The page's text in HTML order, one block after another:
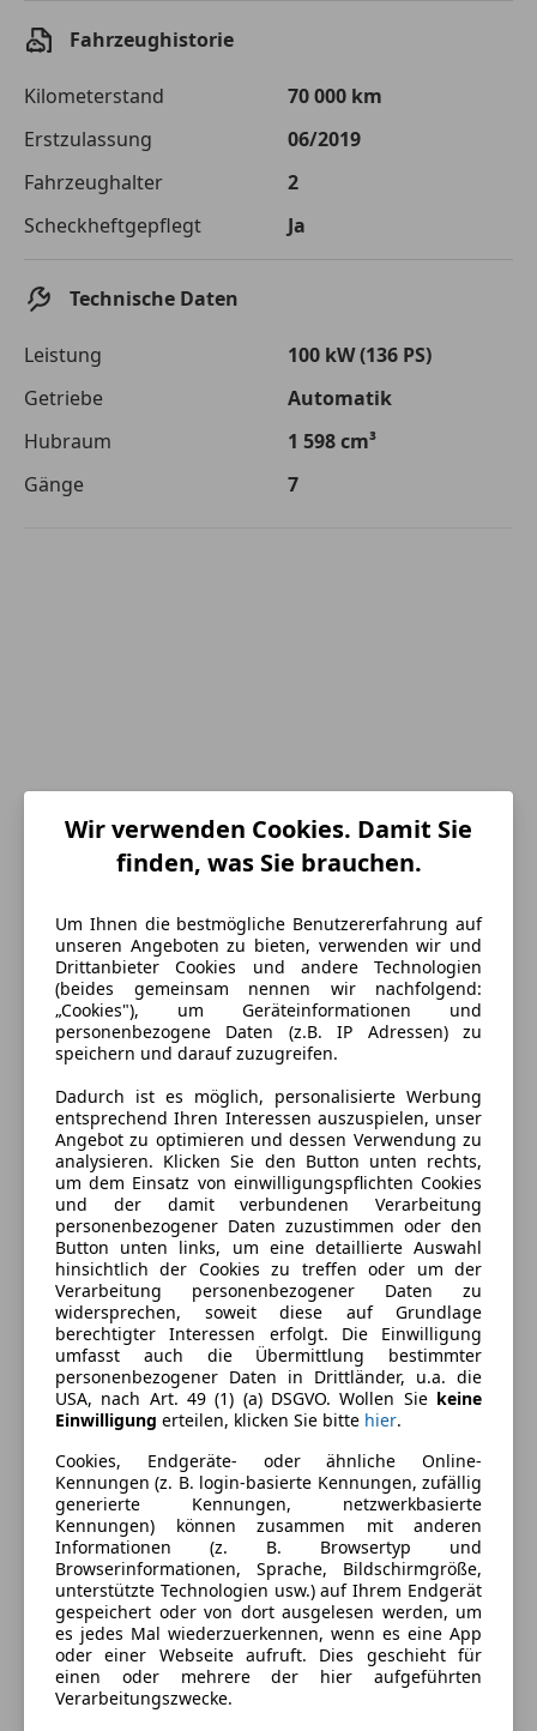
Sollzinssatz
Monatliche Rate € 267,67
Die tatsächlichen Konditionen sind abhängig von Ihrer Bonität sowie
von der von Ihnen gewählten Bank. Rückzahlungszeitraum 1-10
Jahre. Zinsspanne Sollzinssatz: 2,90% - 14,90%.
Jetzt berechnen
Fahrzeughistorie
Kilometerstand
70 000 km
Erstzulassung
06/2019
Fahrzeughalter
2
Scheckheftgepflegt
Ja
Technische Daten
Leistung
100 kW (136 PS)
Getriebe
Automatik
Hubraum
1 598 cm³
Gänge
7
Energieverbrauch
Kraftstoff Diesel
Ausstattung
Komfort
Armlehne
Beheizbares Lenkrad
Einparkhilfe
Einparkhilfe Rückfahrkamera
Einparkhilfe Sensoren hinten
Einparkhilfe Sensoren vorne
Elektrische Fensterheber
Elektrische Heckklappe
Elektrische Seitenspiegel
Elektrische Sitze
Klimaanlage
Klimaautomatik
Lederausstattung
Lederlenkrad
Lichtsensor
Lordosenstütze
Multifunktionslenkrad
Navigationssystem
Regensensor
Schiebedach
Mehr anzeigen
Farbe und Innenausstattung
Außenfarbe
Braun
Farbe laut Hersteller
Moon Rock - Braun
Lackierung
Metallic
Farbe der
Innenausstattung
Beige
Innenausstattung Vollleder
Fahrzeugbeschreibung
Allradsystem, Dab Tuner, Scheinwerferwaschanlage,
Lenksäulenverstellung, Reifendruck-Kontrolle,
Kindersitzbefestigung Isofix, Elektr.
Bremskraftverteilung, Lederausstattung, getönte
Scheiben, Laderaumabdeckung, KEYLESS-GO, 3 Punkt
Wir verwenden Cookies. Damit Sie
finden, was Sie brauchen.
Um Ihnen die bestmögliche Benutzererfahrung auf
unseren Angeboten zu bieten, verwenden wir und
Drittanbieter Cookies und andere Technologien
(beides gemeinsam nennen wir nachfolgend:
„Cookies"), um Geräteinformationen und
personenbezogene Daten (z.B. IP Adressen) zu
speichern und darauf zuzugreifen.
Dadurch ist es möglich, personalisierte Werbung
entsprechend Ihren Interessen auszuspielen, unser
Angebot zu optimieren und dessen Verwendung zu
analysieren. Klicken Sie den Button unten rechts,
um dem Einsatz von einwilligungspflichten Cookies
und der damit verbundenen Verarbeitung
personenbezogener Daten zuzustimmen oder den
Button unten links, um eine detaillierte Auswahl
hinsichtlich der Cookies zu treffen oder um der
Verarbeitung personenbezogener Daten zu
widersprechen, soweit diese auf Grundlage
berechtigter Interessen erfolgt. Die Einwilligung
umfasst auch die Übermittlung bestimmter
personenbezogener Daten in Drittländer, u.a. die
USA, nach Art. 49 (1) (a) DSGVO. Wollen Sie keine
Einwilligung erteilen, klicken Sie bitte hier.
Cookies, Endgeräte- oder ähnliche Online-
Kennungen (z. B. login-basierte Kennungen, zufällig
generierte Kennungen, netzwerkbasierte
Kennungen) können zusammen mit anderen
Informationen (z. B. Browsertyp und
Browserinformationen, Sprache, Bildschirmgröße,
unterstützte Technologien usw.) auf Ihrem Endgerät
gespeichert oder von dort ausgelesen werden, um
es jedes Mal wiederzuerkennen, wenn es eine App
oder einer Webseite aufruft. Dies geschieht für
einen oder mehrere der hier aufgeführten
Verarbeitungszwecke.